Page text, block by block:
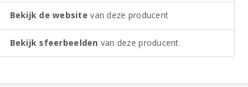
Bekijk de website van deze producent
Bekijk sfeerbeelden van deze producent